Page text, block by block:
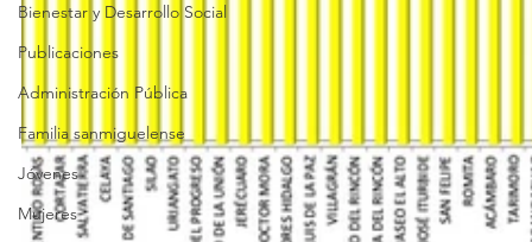
Bienestar y Desarrollo Social
Publicaciones
Administración Pública
Familia sanmiguelense
Jóvenes
Mujeres